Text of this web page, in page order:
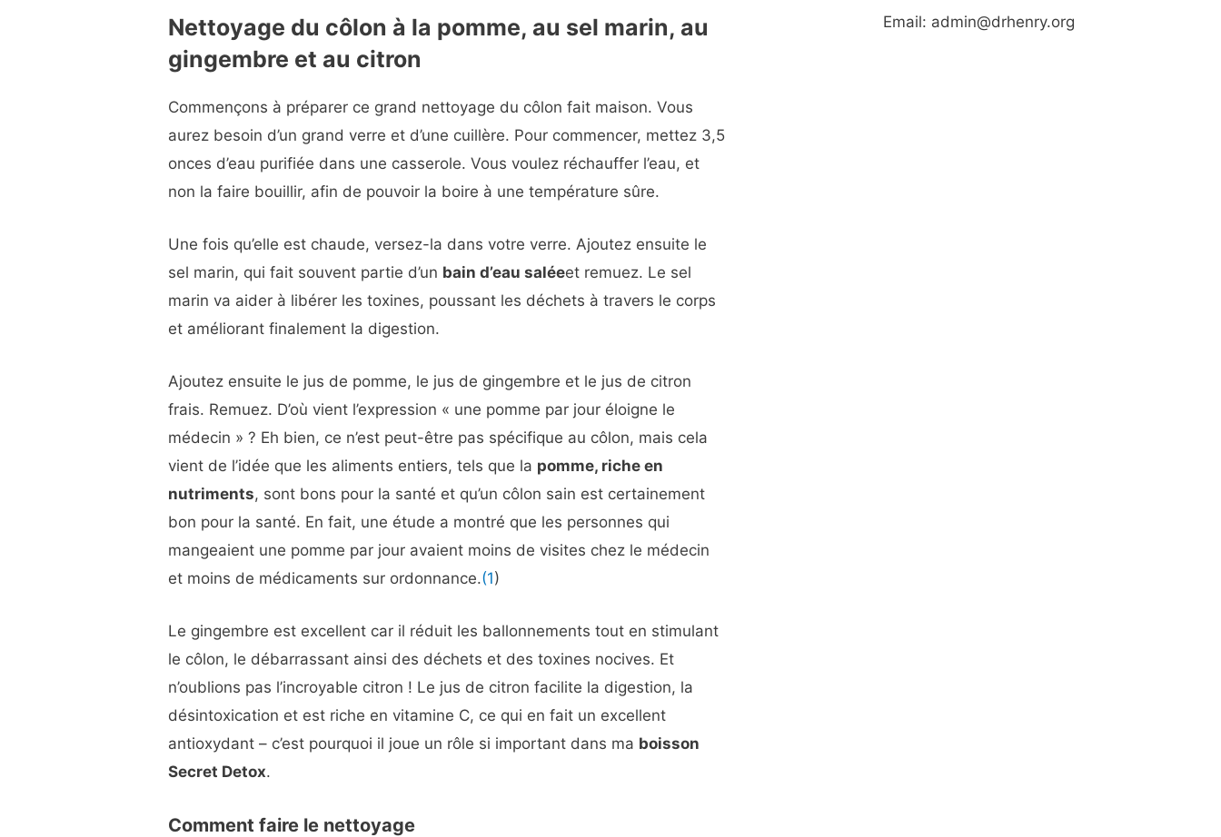
Nettoyage du côlon à la pomme, au sel marin, au
gingembre et au citron
Commençons à préparer ce grand nettoyage du côlon fait maison.Vous
aurez besoin d’un grand verre et d’une cuillère. Pour commencer, mettez 3,5
onces d’eau purifiée dans une casserole. Vous voulez réchauffer l’eau, et
non la faire bouillir, afin de pouvoir la boire à une température sûre.
Une fois qu’elle est chaude, versez-la dans votre verre. Ajoutez ensuite le
sel marin, qui fait souvent partie d’un bain d’eau saléeet remuez. Le sel
marin va aider à libérer les toxines, poussant les déchets à travers le corps
et améliorant finalement la digestion.
Ajoutez ensuite le jus de pomme, le jus de gingembre et le jus de citron
frais. Remuez. D’où vient l’expression « une pomme par jour éloigne le
médecin » ? Eh bien, ce n’est peut-être pas spécifique au côlon, mais cela
vient de l’idée que les aliments entiers, tels que la pomme, riche en
nutriments, sont bons pour la santé et qu’un côlon sain est certainement
bon pour la santé. En fait, une étude a montré que les personnes qui
mangeaient une pomme par jour avaient moins de visites chez le médecin
et moins de médicaments sur ordonnance.(1)
Le gingembre est excellent car il réduit les ballonnements tout en stimulant
le côlon, le débarrassant ainsi des déchets et des toxines nocives. Et
n’oublions pas l’incroyable citron ! Le jus de citron facilite la digestion, la
désintoxication et est riche en vitamine C, ce qui en fait un excellent
antioxydant – c’est pourquoi il joue un rôle si important dans ma boisson
Secret Detox.
Comment faire le nettoyage
Email: admin@drhenry.org